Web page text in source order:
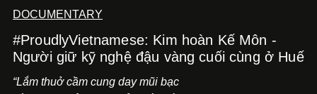
DOCUMENTARY
#ProudlyVietnamese: Kim hoàn Kế Môn -
Người giữ kỹ nghệ đậu vàng cuối cùng ở Huế
“Lắm thuở cầm cung day mũi bạc